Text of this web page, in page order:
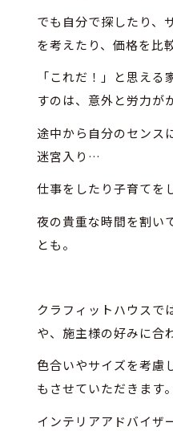
でも自分で探したり、
を考えたり、価格を比
「これだ！」と思え
すのは、意外と労力が
途中から自分のセンス
迷宮入り…
仕事をしたり子育てを
夜の貴重な時間を割い
とも。
クラフィットハウスで
や、施主様の好みに合
色合いやサイズを考慮
もさせていただきます
インテリアアドバイザ